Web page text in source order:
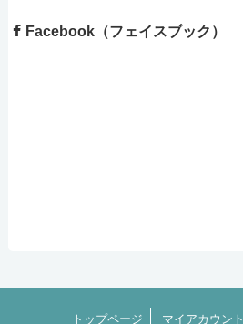
Facebook（フェイスブック）
トップページ マイアカウント